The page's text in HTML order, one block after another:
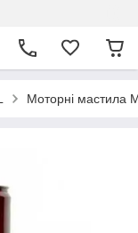
Моторні мастила